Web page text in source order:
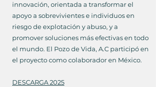
innovación, orientada a transformar el
apoyo a sobrevivientes e individuos en
riesgo de explotación y abuso, y a
promover soluciones más efectivas en todo
el mundo. El Pozo de Vida, A.C participó en
el proyecto como colaborador en México.
DESCARGA 2025